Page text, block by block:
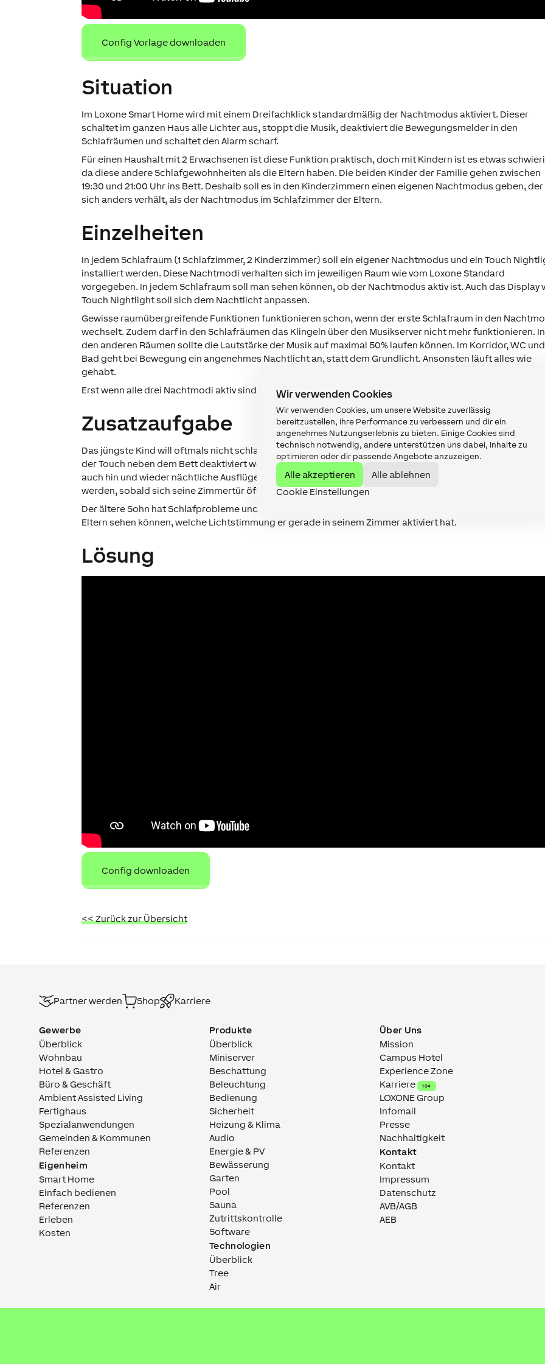
Wir verwenden Cookies
Wir verwenden Cookies, um unsere Website zuverlässig
bereitzustellen, ihre Performance zu verbessern und dir ein
angenehmes Nutzungserlebnis zu bieten. Einige Cookies sind
technisch notwendig, andere unterstützen uns dabei, Inhalte zu
optimieren oder dir passende Angebote anzuzeigen.
Alle akzeptieren
Alle ablehnen
Cookie Einstellungen
Config Vorlage downloaden
Situation
Im Loxone Smart Home wird mit einem Dreifachklick standardmäßig der Nachtmodus aktiviert. Dieser
schaltet im ganzen Haus alle Lichter aus, stoppt die Musik, deaktiviert die Bewegungsmelder in den
Schlafräumen und schaltet den Alarm scharf.
Für einen Haushalt mit 2 Erwachsenen ist diese Funktion praktisch, doch mit Kindern ist es etwas
da diese andere Schlafgewohnheiten als die Eltern haben. Die beiden Kinder der Familie gehen zwischen
19:30 und 21:00 Uhr ins Bett. Deshalb soll es in den Kinderzimmern einen eigenen Nachtmodus geben, der
sich anders verhält, als der Nachtmodus im Schlafzimmer der Eltern.
Einzelheiten
In jedem Schlafraum (1 Schlafzimmer, 2 Kinderzimmer) soll ein eigener Nachtmodus und ein Touch
installiert werden. Diese Nachtmodi verhalten sich im jeweiligen Raum wie vom Loxone Standard
vorgegeben. In jedem Schlafraum soll man sehen können, ob der Nachtmodus aktiv ist. Auch das Display
Touch Nightlight soll sich dem Nachtlicht anpassen.
Gewisse raumübergreifende Funktionen funktionieren schon, wenn der erste Schlafraum in den
wechselt. Zudem darf in den Schlafräumen das Klingeln über den Musikserver nicht mehr funktionieren. In
den anderen Räumen sollte die Lautstärke der Musik auf maximal 50% laufen können. Im Korridor, WC und
Bad geht bei Bewegung ein angenehmes Nachtlicht an, statt dem Grundlicht. Ansonsten läuft alles wie
gehabt.
Erst wenn alle drei Nachtmodi aktiv sind, stellt sich der Rest des Hauses nach dem Loxone Standard ein.
Zusatzaufgabe
Das jüngste Kind will oftmals nicht schlafen und spielt mit der Musik und den Lichtern am Taster. Deshalb
der Touch neben dem Bett deaktiviert werden, sobald der Nachtmodus eingeschalten wurde. Da der
auch hin und wieder nächtliche Ausflüge unternimmt, möchten die Eltern per Push-Nachricht informiert
werden, sobald sich seine Zimmertür öffnet.
Der ältere Sohn hat Schlafprobleme und liest manchmal die halbe Nacht. Über die Visualisierung
Eltern sehen können, welche Lichtstimmung er gerade in seinem Zimmer aktiviert hat.
Lösung
Config downloaden
<< Zurück zur Übersicht
Partner werden Shop Karriere
Gewerbe
Überblick
Wohnbau
Hotel & Gastro
Büro & Geschäft
Ambient Assisted Living
Fertighaus
Spezialanwendungen
Gemeinden & Kommunen
Referenzen
Eigenheim
Smart Home
Einfach bedienen
Referenzen
Erleben
Kosten
Produkte
Überblick
Miniserver
Beschattung
Beleuchtung
Bedienung
Sicherheit
Heizung & Klima
Audio
Energie & PV
Bewässerung
Garten
Pool
Sauna
Zutrittskontrolle
Software
Technologien
Überblick
Tree
Air
Über Uns
Mission
Campus Hotel
Experience Zone
Karriere
104
LOXONE Group
Infomail
Presse
Nachhaltigkeit
Kontakt
Kontakt
Impressum
Datenschutz
AVB/AGB
AEB